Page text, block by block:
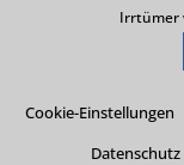
Irrtümer
Cookie-Einstellungen
Datenschutz